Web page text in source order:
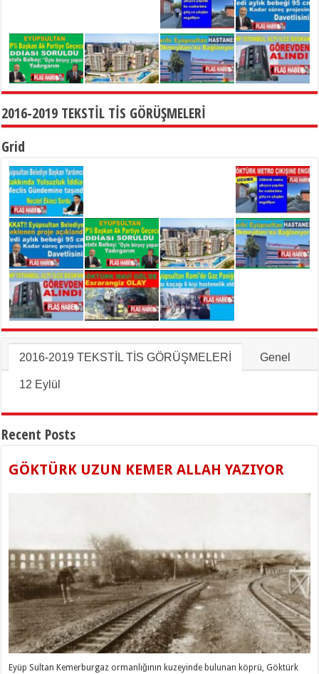
2016-2019 TEKSTİL TİS GÖRÜŞMELERİ
Grid
2016-2019 TEKSTİL TİS GÖRÜŞMELERİ Genel
12 Eylül
Recent Posts
GÖKTÜRK UZUN KEMER ALLAH YAZIYOR
Eyüp Sultan Kemerburgaz ormanlığının kuzeyinde bulunan köprü, Göktürk